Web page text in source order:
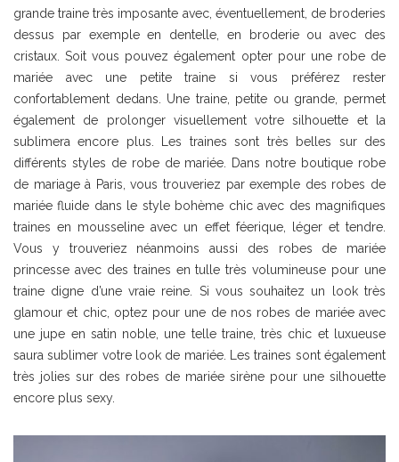
grande traine très imposante avec, éventuellement, de broderies
dessus par exemple en dentelle, en broderie ou avec des
cristaux. Soit vous pouvez également opter pour une robe de
mariée avec une petite traine si vous préférez rester
confortablement dedans. Une traine, petite ou grande, permet
également de prolonger visuellement votre silhouette et la
sublimera encore plus. Les traines sont très belles sur des
différents styles de robe de mariée. Dans notre boutique robe
de mariage à Paris, vous trouveriez par exemple des robes de
mariée fluide dans le style bohème chic avec des magnifiques
traines en mousseline avec un effet féerique, léger et tendre.
Vous y trouveriez néanmoins aussi des robes de mariée
princesse avec des traines en tulle très volumineuse pour une
traine digne d’une vraie reine. Si vous souhaitez un look très
glamour et chic, optez pour une de nos robes de mariée avec
une jupe en satin noble, une telle traine, très chic et luxueuse
saura sublimer votre look de mariée. Les traines sont également
très jolies sur des robes de mariée sirène pour une silhouette
encore plus sexy.